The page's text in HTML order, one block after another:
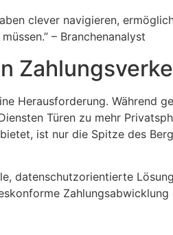
clever navigieren,
– Branchenanalyst
Herausforderung. Während
Türen zu mehr
ist nur die Spitze des
datenschutzorientierte
Zahlungsabwicklung